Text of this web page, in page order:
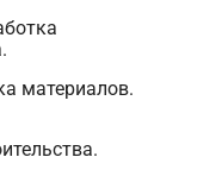
материалов.